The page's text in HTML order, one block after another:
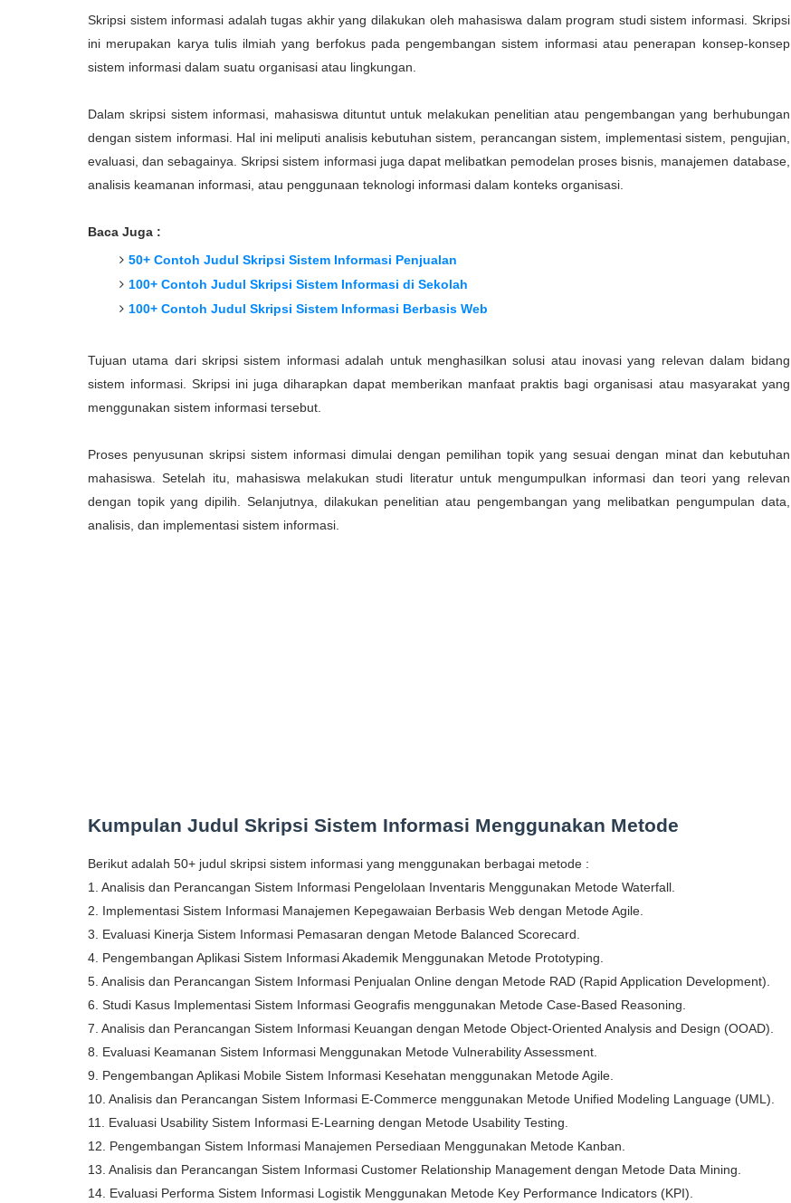
Skripsi sistem informasi adalah tugas akhir yang dilakukan oleh mahasiswa dalam program studi sistem informasi. Skripsi
ini merupakan karya tulis ilmiah yang berfokus pada pengembangan sistem informasi atau penerapan konsep-konsep
sistem informasi dalam suatu organisasi atau lingkungan.
Dalam skripsi sistem informasi, mahasiswa dituntut untuk melakukan penelitian atau pengembangan yang berhubungan
dengan sistem informasi. Hal ini meliputi analisis kebutuhan sistem, perancangan sistem, implementasi sistem, pengujian,
evaluasi, dan sebagainya. Skripsi sistem informasi juga dapat melibatkan pemodelan proses bisnis, manajemen database,
analisis keamanan informasi, atau penggunaan teknologi informasi dalam konteks organisasi.
Baca Juga :
50+ Contoh Judul Skripsi Sistem Informasi Penjualan
100+ Contoh Judul Skripsi Sistem Informasi di Sekolah
100+ Contoh Judul Skripsi Sistem Informasi Berbasis Web
Tujuan utama dari skripsi sistem informasi adalah untuk menghasilkan solusi atau inovasi yang relevan dalam bidang
sistem informasi. Skripsi ini juga diharapkan dapat memberikan manfaat praktis bagi organisasi atau masyarakat yang
menggunakan sistem informasi tersebut.
Proses penyusunan skripsi sistem informasi dimulai dengan pemilihan topik yang sesuai dengan minat dan kebutuhan
mahasiswa. Setelah itu, mahasiswa melakukan studi literatur untuk mengumpulkan informasi dan teori yang relevan
dengan topik yang dipilih. Selanjutnya, dilakukan penelitian atau pengembangan yang melibatkan pengumpulan data,
analisis, dan implementasi sistem informasi.
Kumpulan Judul Skripsi Sistem Informasi Menggunakan Metode
Berikut adalah 50+ judul skripsi sistem informasi yang menggunakan berbagai metode :
1. Analisis dan Perancangan Sistem Informasi Pengelolaan Inventaris Menggunakan Metode Waterfall.
2. Implementasi Sistem Informasi Manajemen Kepegawaian Berbasis Web dengan Metode Agile.
3. Evaluasi Kinerja Sistem Informasi Pemasaran dengan Metode Balanced Scorecard.
4. Pengembangan Aplikasi Sistem Informasi Akademik Menggunakan Metode Prototyping.
5. Analisis dan Perancangan Sistem Informasi Penjualan Online dengan Metode RAD (Rapid Application Development).
6. Studi Kasus Implementasi Sistem Informasi Geografis menggunakan Metode Case-Based Reasoning.
7. Analisis dan Perancangan Sistem Informasi Keuangan dengan Metode Object-Oriented Analysis and Design (OOAD).
8. Evaluasi Keamanan Sistem Informasi Menggunakan Metode Vulnerability Assessment.
9. Pengembangan Aplikasi Mobile Sistem Informasi Kesehatan menggunakan Metode Agile.
10. Analisis dan Perancangan Sistem Informasi E-Commerce menggunakan Metode Unified Modeling Language (UML).
11. Evaluasi Usability Sistem Informasi E-Learning dengan Metode Usability Testing.
12. Pengembangan Sistem Informasi Manajemen Persediaan Menggunakan Metode Kanban.
13. Analisis dan Perancangan Sistem Informasi Customer Relationship Management dengan Metode Data Mining.
14. Evaluasi Performa Sistem Informasi Logistik Menggunakan Metode Key Performance Indicators (KPI).